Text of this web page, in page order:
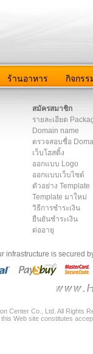
ร้านอาหาร กิจกรร
สมัครสมาชิก
รายละเอียด
Domain name
ตรวจสอบชื่อ
เว็บโฮสติ้ง
ออกแบบ Logo
ออกแบบเว็บไซต์
ตัวอย่าง Template
Template มาใหม่
วิธีการชำระเงิน
ยืนยันชำระเงิน
ต่ออายุ
infrastructure is secured
Center Co., Ltd. All Rights
this Web site constitutes